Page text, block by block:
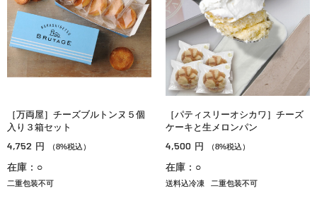
［万両屋］チーズブルトンヌ５個
入り３箱セット
4,752 円 （8%税込）
在庫：○
二重包装不可
［パティスリーオシカワ］チーズ
ケーキと生メロンパン
4,500 円 （8%税込）
在庫：○
送料込冷凍 二重包装不可